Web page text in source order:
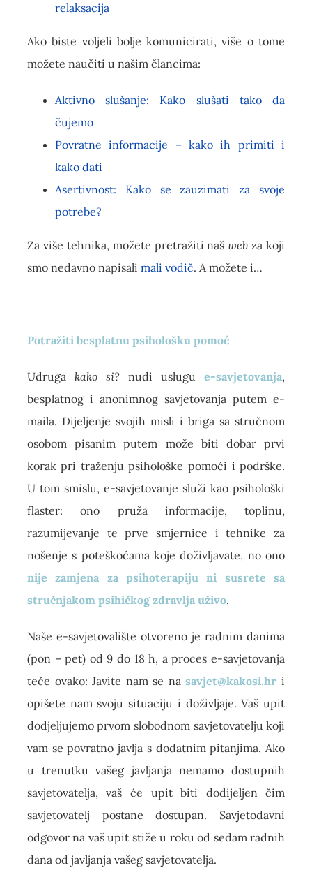
relaksacija
Ako biste voljeli bolje komunicirati, više o tome
možete naučiti u našim člancima:
Aktivno slušanje: Kako slušati tako da
čujemo
Povratne informacije – kako ih primiti i
kako dati
Asertivnost: Kako se zauzimati za svoje
potrebe?
Za više tehnika, možete pretražiti našweb za koji
smo nedavno napisali mali vodič. A možete i…
Potražiti besplatnu psihološku pomoć
Udruga kako si? nudi uslugue-savjetovanja,
besplatnog i anonimnog savjetovanja putem e-
maila. Dijeljenje svojih misli i briga sa stručnom
osobom pisanim putem može biti dobar prvi
korak pri traženju psihološke pomoći i podrške.
U tom smislu, e-savjetovanje služi kao psihološki
flaster: ono pruža informacije, toplinu,
razumijevanje te prve smjernice i tehnike za
nošenje s poteškoćama koje doživljavate, no ono
nije zamjena za psihoterapiju ni susrete sa
stručnjakom psihičkog zdravlja uživo.
Naše e-savjetovalište otvoreno je radnim danima
(pon – pet) od 9 do 18 h, a proces e-savjetovanja
teče ovako: Javite nam se nasavjet@kakosi.hr i
opišete nam svoju situaciju i doživljaje. Vaš upit
dodjeljujemo prvom slobodnom savjetovatelju koji
vam se povratno javlja s dodatnim pitanjima. Ako
u trenutku vašeg javljanja nemamo dostupnih
savjetovatelja, vaš će upit biti dodijeljen čim
savjetovatelj postane dostupan. Savjetodavni
odgovor na vaš upit stiže u roku od sedam radnih
dana od javljanja vašeg savjetovatelja.